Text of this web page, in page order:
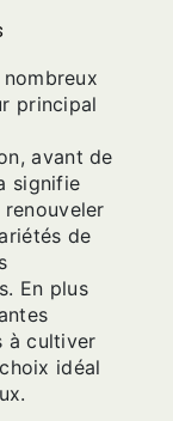
principal
avant de
signifie
de
En plus
à cultiver
idéal